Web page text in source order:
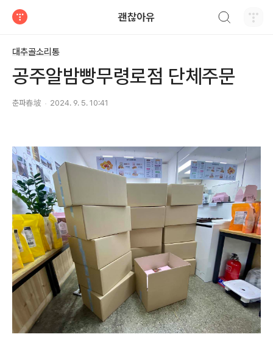
괜찮아유
대추골소리통
공주알밤빵무령로점 단체주문
춘파春坡 2024. 9. 5. 10:41